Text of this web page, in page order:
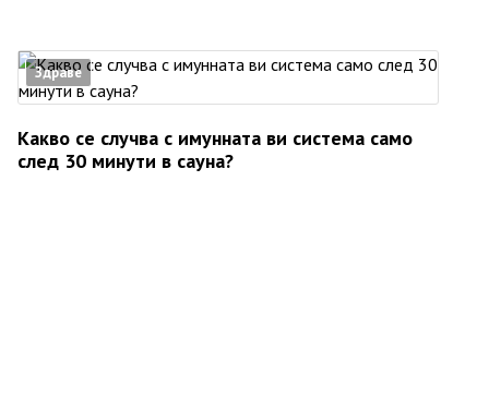
Здраве
Какво се случва с имунната ви система само
след 30 минути в сауна?